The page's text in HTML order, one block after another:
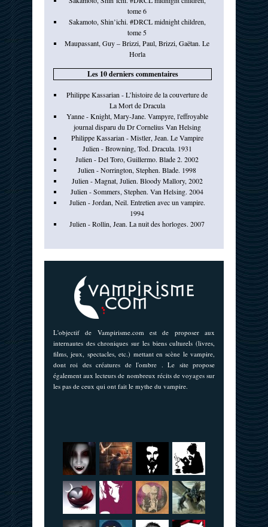
tome 6
Sakamoto, Shin’ichi. #DRCL midnight children,
tome 5
Maupassant, Guy – Brizzi, Paul, Brizzi, Gaëtan. Le
Horla
Les 10 derniers commentaires
Philippe Kassarian - L’histoire de la couverture de
La Mort de Dracula
Yanne - Knight, Mary-Jane. Vampyre, l'effroyable
journal disparu du Dr Cornelius Van Helsing
Philippe Kassarian - Mistler, Jean. Le Vampire
Julien - Browning, Tod. Dracula. 1931
Julien - Del Toro, Guillermo. Blade 2. 2002
Julien - Norrington, Stephen. Blade. 1998
Julien - Magnat, Julien. Bloody Mallory, 2002
Julien - Sommers, Stephen. Van Helsing. 2004
Julien - Jordan, Neil. Entretien avec un vampire.
1994
Julien - Rollin, Jean. La nuit des horloges. 2007
L'objectif de Vampirisme.com est de proposer aux
internautes des chroniques sur les biens culturels (livres,
films, jeux, spectacles, etc.) mettant en scène le vampire,
dont roi des créatures de l'ombre . Le site propose
également aux lecteurs de nombreux récits de voyages sur
les pas de ceux qui ont fait le mythe du vampire.